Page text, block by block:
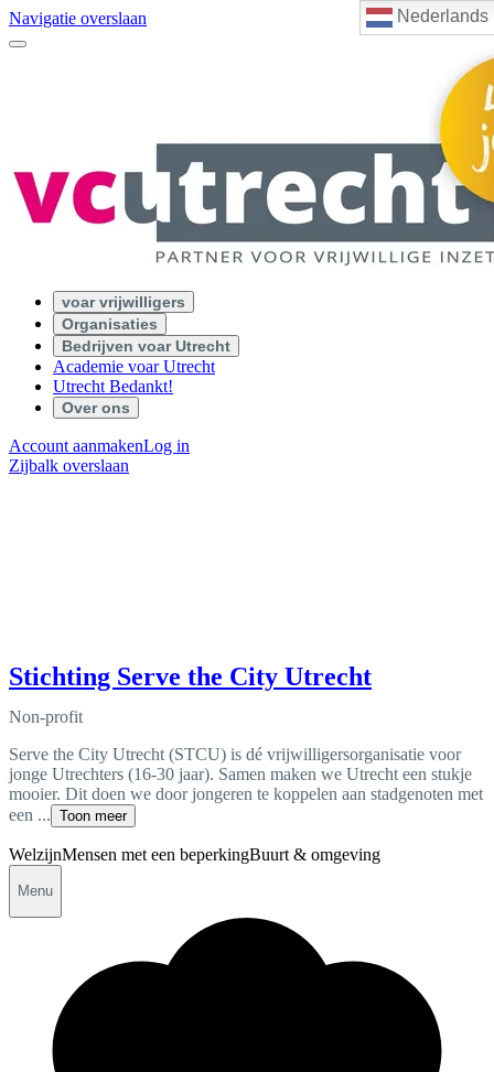
Nederlands
Navigatie overslaan
voar vrijwilligers
Organisaties
Bedrijven voar Utrecht
Academie voar Utrecht
Utrecht Bedankt!
Over ons
Account aanmakenLog in
Zijbalk overslaan
Stichting Serve the City Utrecht
Non-profit
Serve the City Utrecht (STCU) is dé vrijwilligersorganisatie voor
jonge Utrechters (16-30 jaar). Samen maken we Utrecht een stukje
mooier. Dit doen we door jongeren te koppelen aan stadgenoten met
een ... Toon meer
WelzijnMensen met een beperkingBuurt & omgeving
Menu